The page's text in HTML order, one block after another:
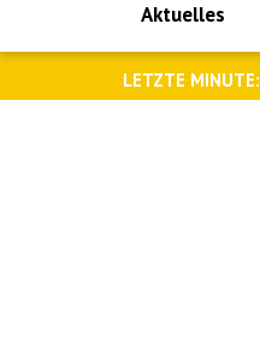
Aktuelles
LETZTE MINUTE: